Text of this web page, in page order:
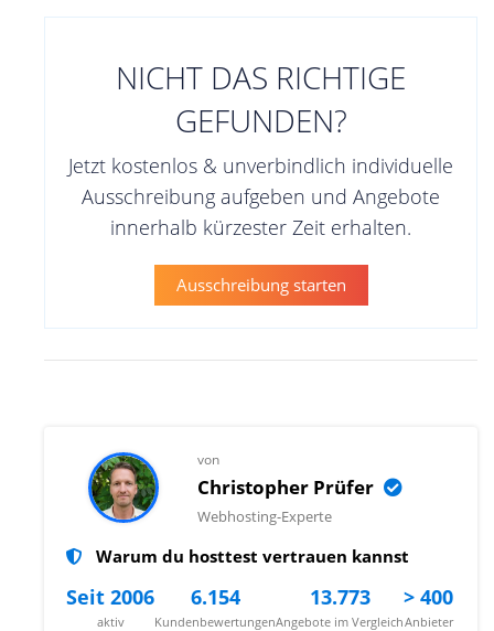
NICHT DAS RICHTIGE
GEFUNDEN?
Jetzt kostenlos & unverbindlich individuelle
Ausschreibung aufgeben und Angebote
innerhalb kürzester Zeit erhalten.
Ausschreibung starten
von
Christopher Prüfer
Webhosting-Experte
Warum du hosttest vertrauen kannst
Seit 2006
aktiv
6.154
Kundenbewertungen
13.773
Angebote im Vergleich
> 400
Anbieter